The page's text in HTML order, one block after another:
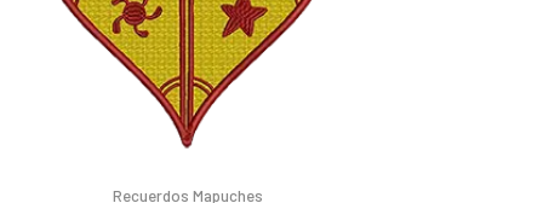
Recuerdos Mapuches